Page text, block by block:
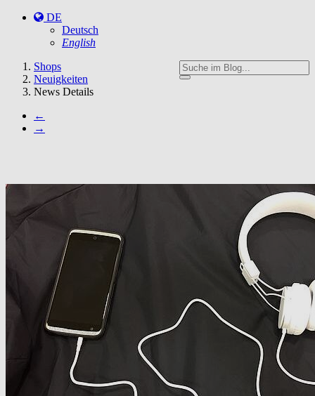
DE
Deutsch
English
here:
Shops
Neuigkeiten
News Details
←
→